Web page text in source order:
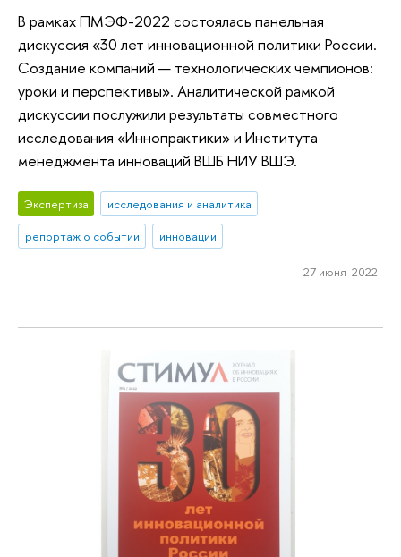
В рамках ПМЭФ-2022 состоялась панельная
дискуссия «30 лет инновационной политики России.
Создание компаний — технологических чемпионов:
уроки и перспективы». Аналитической рамкой
дискуссии послужили результаты совместного
исследования «Иннопрактики» и Института
менеджмента инноваций ВШБ НИУ ВШЭ.
Экспертиза
исследования и аналитика
репортаж о событии
инновации
27 июня 2022